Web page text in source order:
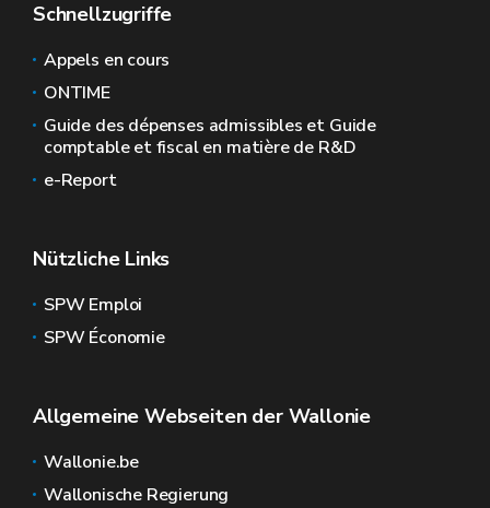
Schnellzugriffe
Appels en cours
ONTIME
Guide des dépenses admissibles et Guide
comptable et fiscal en matière de R&D
e-Report
Nützliche Links
SPW Emploi
SPW Économie
Allgemeine Webseiten der Wallonie
Wallonie.be
Wallonische Regierung